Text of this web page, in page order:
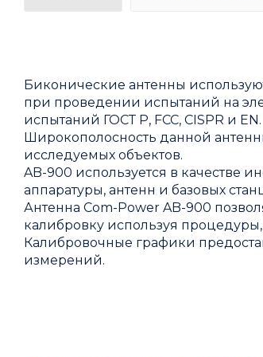
Биконические антенны
при проведении испытаний на
испытаний ГОСТ Р, FCC, CISPR и EN.
Широкополосность данной
исследуемых объектов.
AB-900 используется в качестве
аппаратуры, антенн и базовых
Антенна Com-Power AB-900
калибровку используя
Калибровочные графики
измерений.